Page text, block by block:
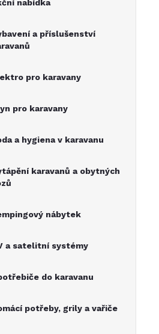
nabídka
a příslušenství
pro karavany
pro karavany
a hygiena v karavanu
karavanů a obytných
nábytek
a satelitní systémy
do karavanu
potřeby, grily a vařiče